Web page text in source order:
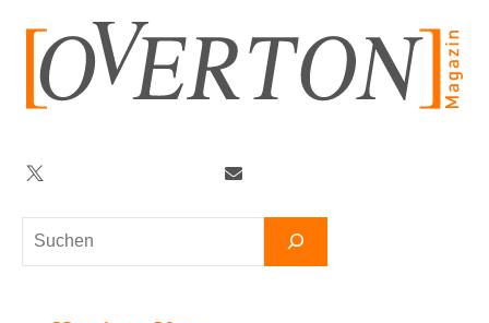
springen
Suchen
Twitter